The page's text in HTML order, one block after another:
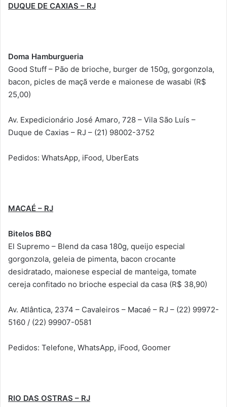
DUQUE DE CAXIAS – RJ
Doma Hamburgueria
Good Stuff – Pão de brioche, burger de 150g, gorgonzola,
bacon, picles de maçã verde e maionese de wasabi (R$
25,00)
Av. Expedicionário José Amaro, 728 – Vila São Luís –
Duque de Caxias – RJ – (21) 98002-3752
Pedidos: WhatsApp, iFood, UberEats
MACAÉ – RJ
Bitelos BBQ
El Supremo – Blend da casa 180g, queijo especial
gorgonzola, geleia de pimenta, bacon crocante
desidratado, maionese especial de manteiga, tomate
cereja confitado no brioche especial da casa (R$ 38,90)
Av. Atlântica, 2374 – Cavaleiros – Macaé – RJ – (22) 99972-
5160 / (22) 99907-0581
Pedidos: Telefone, WhatsApp, iFood, Goomer
RIO DAS OSTRAS – RJ